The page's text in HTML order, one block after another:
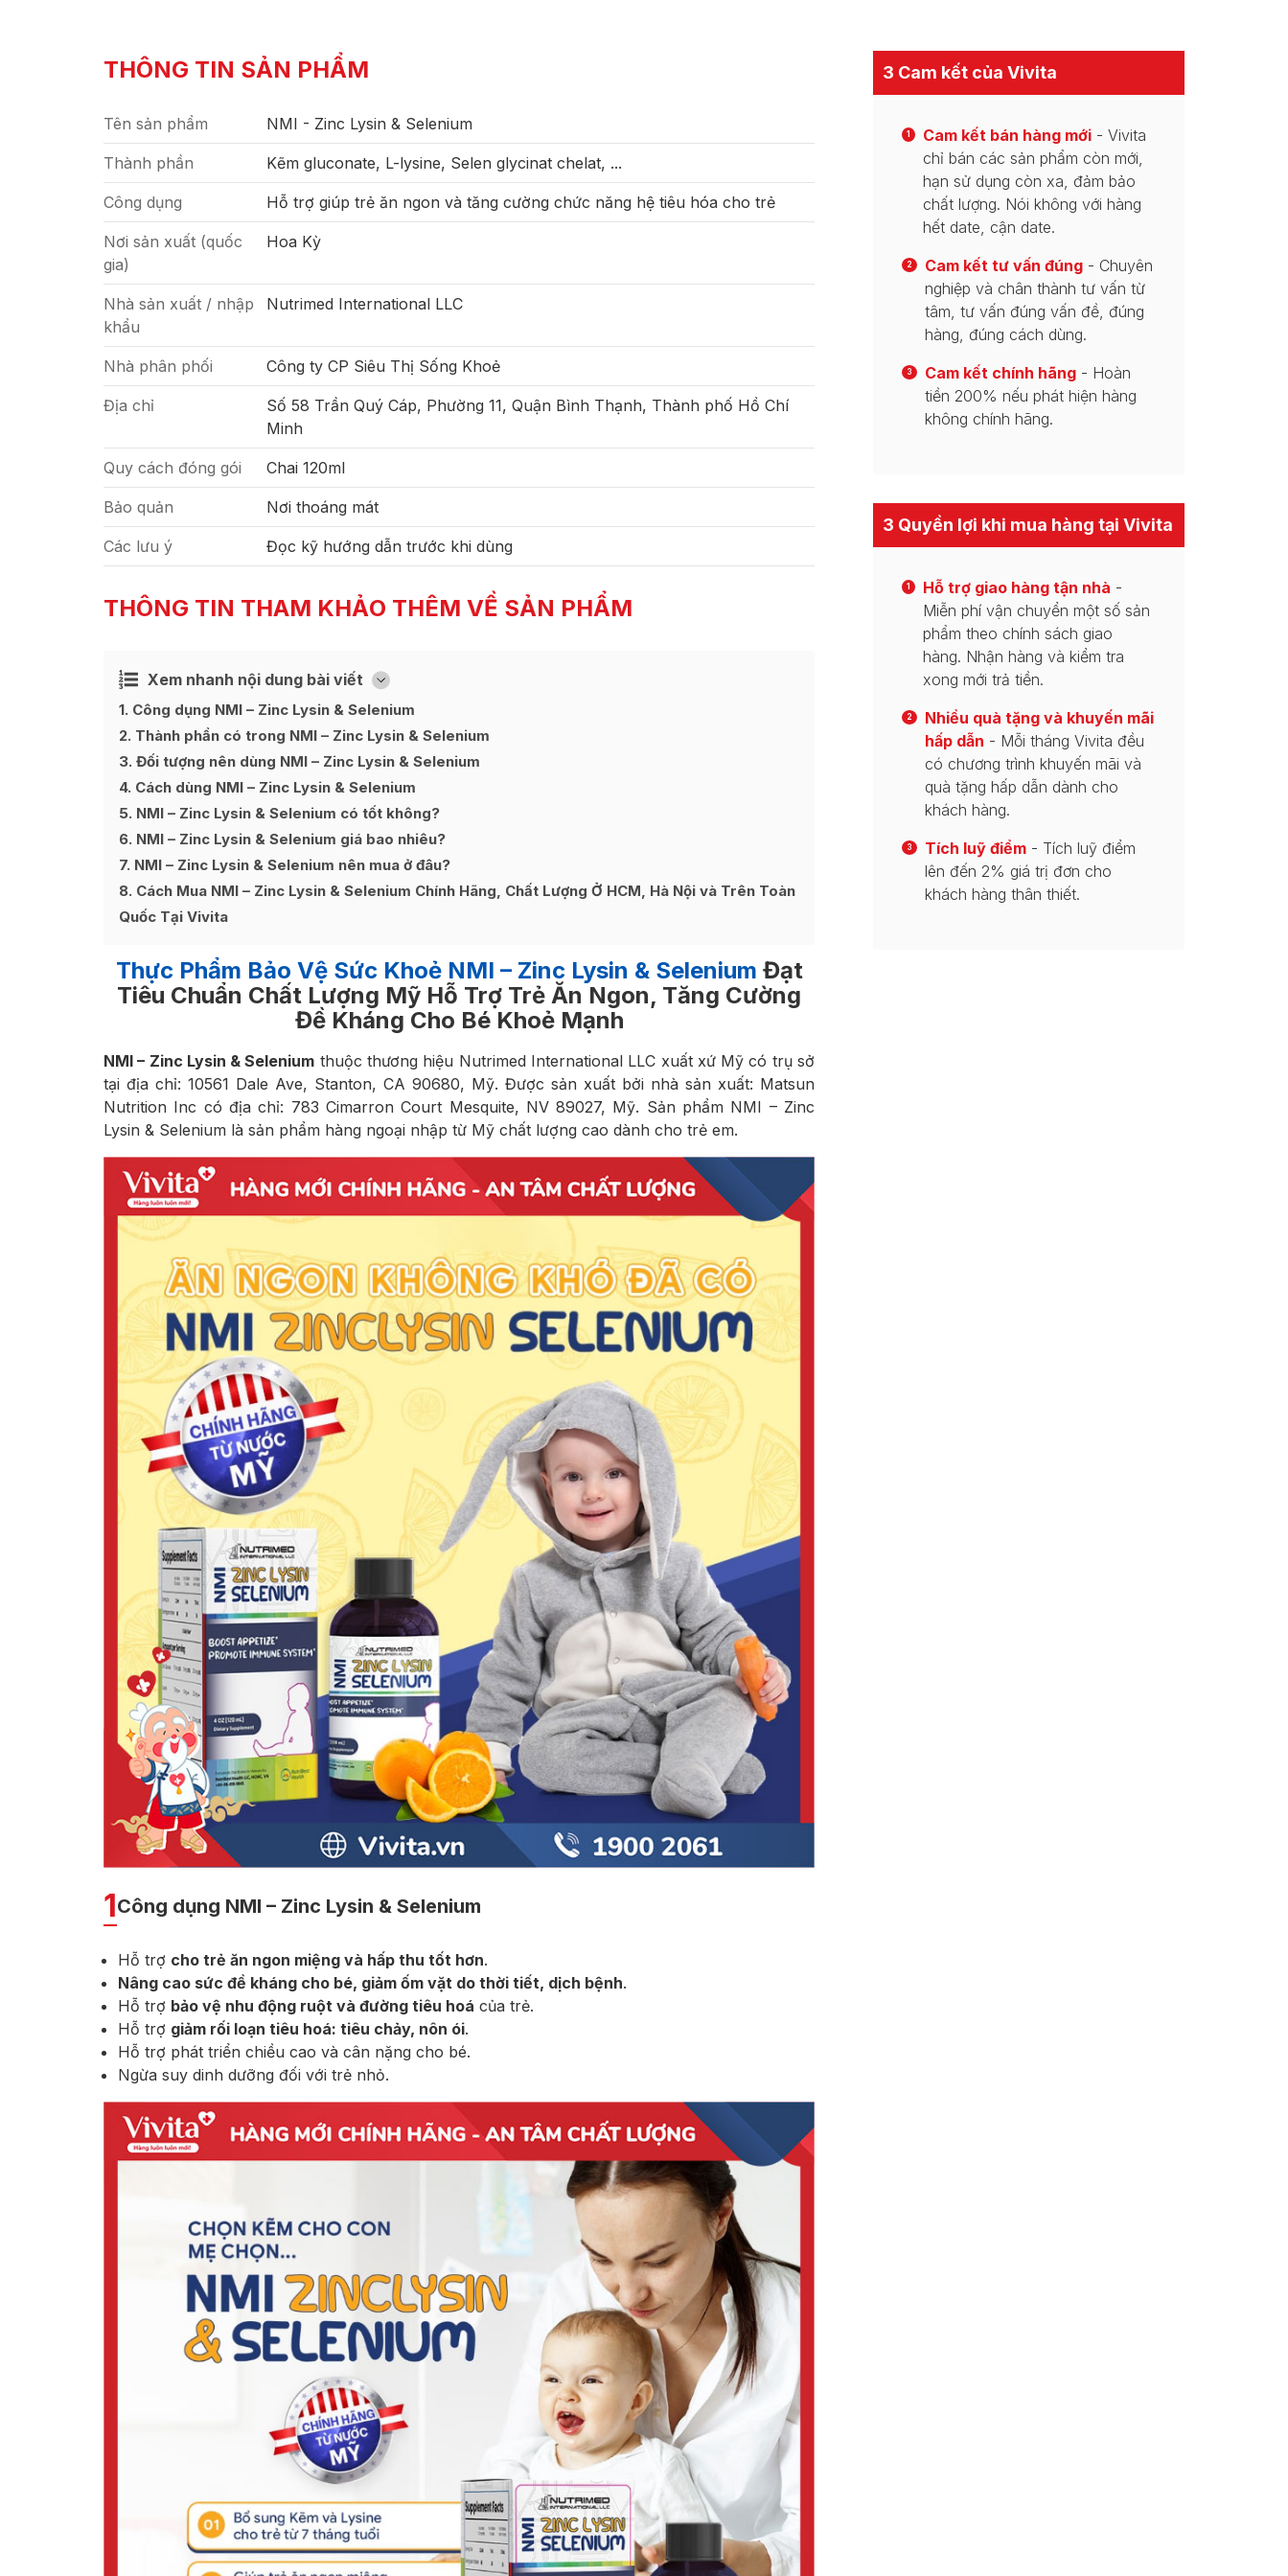
THÔNG TIN SẢN PHẨM
Tên sản phẩm NMI - Zinc Lysin & Selenium
Thành phần Kẽm gluconate, L-lysine, Selen glycinat chelat, ...
Công dụng Hỗ trợ giúp trẻ ăn ngon và tăng cường chức năng hệ tiêu hóa cho trẻ
Nơi sản xuất (quốc
gia)
Hoa Kỳ
Nhà sản xuất / nhập
khẩu
Nutrimed International LLC
Nhà phân phối Công ty CP Siêu Thị Sống Khoẻ
Địa chỉ
Số 58 Trần Quý Cáp, Phường 11, Quận Bình Thạnh, Thành phố Hồ Chí
Minh
Quy cách đóng gói Chai 120ml
Bảo quản Nơi thoáng mát
Các lưu ý Đọc kỹ hướng dẫn trước khi dùng
THÔNG TIN THAM KHẢO THÊM VỀ SẢN PHẨM
Xem nhanh nội dung bài viết [
Ẩn
1 Công dụng NMI – Zinc Lysin & Selenium
2 Thành phần có trong NMI – Zinc Lysin & Selenium
3 Đối tượng nên dùng NMI – Zinc Lysin & Selenium
4 Cách dùng NMI – Zinc Lysin & Selenium
5 NMI – Zinc Lysin & Selenium có tốt không?
6 NMI – Zinc Lysin & Selenium giá bao nhiêu?
7 NMI – Zinc Lysin & Selenium nên mua ở đâu?
8 Cách Mua NMI – Zinc Lysin & Selenium Chính Hãng, Chất Lượng Ở HCM, Hà Nội và Trên Toàn
Quốc Tại Vivita
Thực Phẩm Bảo Vệ Sức Khoẻ NMI – Zinc Lysin & Selenium Đạt
Tiêu Chuẩn Chất Lượng Mỹ Hỗ Trợ Trẻ Ăn Ngon, Tăng Cường
Đề Kháng Cho Bé Khoẻ Mạnh
NMI – Zinc Lysin & Selenium thuộc thương hiệu Nutrimed International LLC xuất xứ Mỹ có trụ sở
tại địa chỉ: 10561 Dale Ave, Stanton, CA 90680, Mỹ. Được sản xuất bởi nhà sản xuất: Matsun
Nutrition Inc có địa chỉ: 783 Cimarron Court Mesquite, NV 89027, Mỹ. Sản phẩm NMI – Zinc
Lysin & Selenium là sản phẩm hàng ngoại nhập từ Mỹ chất lượng cao dành cho trẻ em.
1Công dụng NMI – Zinc Lysin & Selenium
Hỗ trợ cho trẻ ăn ngon miệng và hấp thu tốt hơn.
Nâng cao sức đề kháng cho bé, giảm ốm vặt do thời tiết, dịch bệnh.
Hỗ trợ bảo vệ nhu động ruột và đường tiêu hoá của trẻ.
Hỗ trợ giảm rối loạn tiêu hoá: tiêu chảy, nôn ói.
Hỗ trợ phát triển chiều cao và cân nặng cho bé.
Ngừa suy dinh dưỡng đối với trẻ nhỏ.
3 Cam kết của Vivita
1 Cam kết bán hàng mới - Vivita
chỉ bán các sản phẩm còn mới,
hạn sử dụng còn xa, đảm bảo
chất lượng. Nói không với hàng
hết date, cận date.
2 Cam kết tư vấn đúng - Chuyên
nghiệp và chân thành tư vấn từ
tâm, tư vấn đúng vấn đề, đúng
hàng, đúng cách dùng.
3 Cam kết chính hãng - Hoàn
tiền 200% nếu phát hiện hàng
không chính hãng.
3 Quyền lợi khi mua hàng tại Vivita
1 Hỗ trợ giao hàng tận nhà -
Miễn phí vận chuyển một số sản
phẩm theo chính sách giao
hàng. Nhận hàng và kiểm tra
xong mới trả tiền.
2
Nhiều quà tặng và khuyến mãi
hấp dẫn - Mỗi tháng Vivita đều
có chương trình khuyến mãi và
quà tặng hấp dẫn dành cho
khách hàng.
3 Tích luỹ điểm - Tích luỹ điểm
lên đến 2% giá trị đơn cho
khách hàng thân thiết.